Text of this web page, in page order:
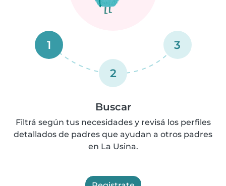
1
2
3
Buscar
Filtrá según tus necesidades y revisá los perfiles
detallados de padres que ayudan a otros padres
en La Usina.